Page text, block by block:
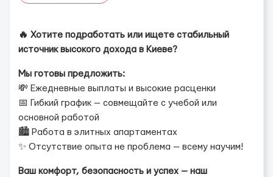
🔥 Хотите подработать или ищете стабильный
источник высокого дохода в Киеве?
Мы готовы предложить:
💸 Ежедневные выплаты и высокие расценки
📅 Гибкий график — совмещайте с учебой или
основной работой
🏙 Работа в элитных апартаментах
✨ Отсутствие опыта не проблема — всему научим!
Ваш комфорт, безопасность и успех — наш